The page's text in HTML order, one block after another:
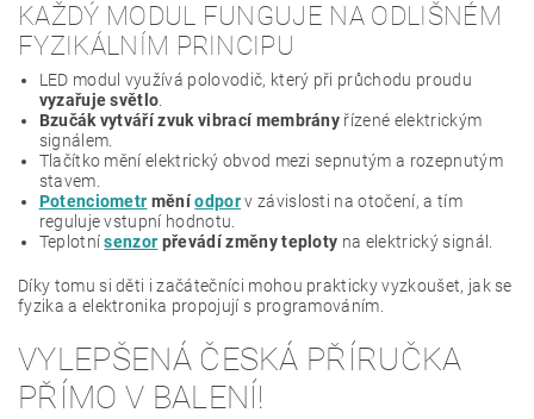
KAŽDÝ MODUL FUNGUJE NA ODLIŠNÉM
FYZIKÁLNÍM PRINCIPU
LED modul využívá polovodič, který při průchodu proudu
vyzařuje světlo.
Bzučák vytváří zvuk vibrací membrány řízené elektrickým
signálem.
Tlačítko mění elektrický obvod mezi sepnutým a rozepnutým
stavem.
Potenciometr měníodporv závislosti na otočení, a tím
reguluje vstupní hodnotu.
Teplotnísenzor převádí změny teploty na elektrický signál.
Díky tomu si děti i začátečníci mohou prakticky vyzkoušet, jak se
fyzika a elektronika propojují s programováním.
VYLEPŠENÁ ČESKÁ PŘÍRUČKA
PŘÍMO V BALENÍ!